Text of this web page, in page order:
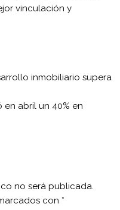
vinculación y
inmobiliario supera
abril un 40% en
no será publicada.
con *